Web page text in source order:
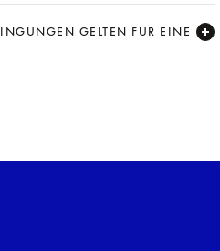
GELTEN FÜR EINE